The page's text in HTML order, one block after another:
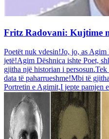
Fritz Radovani: Kujtime
Poetët nuk vdesin!Jo, jo, as
jetë!Agim Dëshnica ishte Poet,
gjitha një historian i
data të paharrueshme!Mbi të
Portretin e Agimit,I jepte pamjen